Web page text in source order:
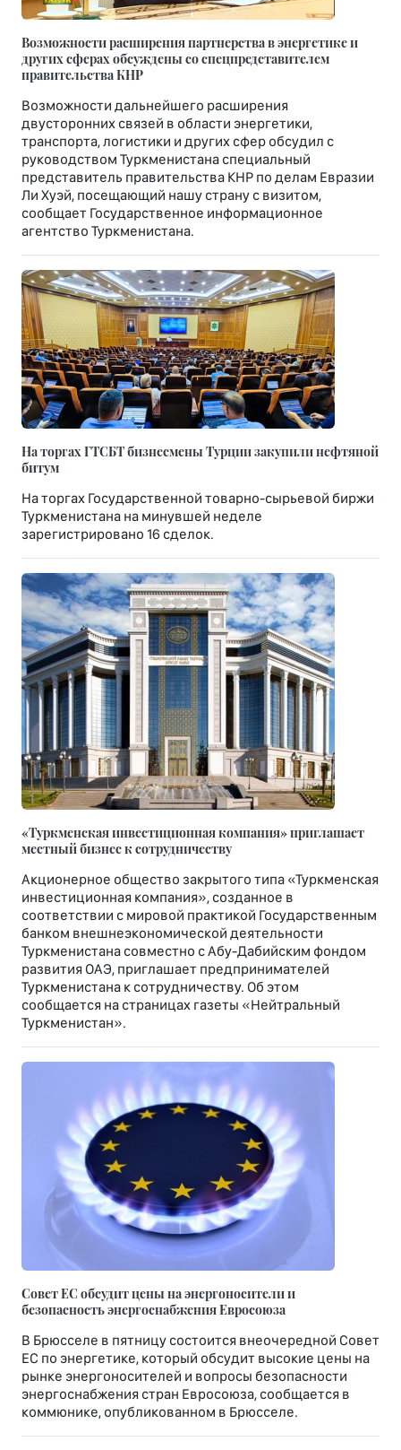
Возможности расширения партнерства в энергетике и
других сферах обсуждены со спецпредставителем
правительства КНР
Возможности дальнейшего расширения
двусторонних связей в области энергетики,
транспорта, логистики и других сфер обсудил с
руководством Туркменистана специальный
представитель правительства КНР по делам Евразии
Ли Хуэй, посещающий нашу страну с визитом,
сообщает Государственное информационное
агентство Туркменистана.
На торгах ГТСБТ бизнесмены Турции закупили нефтяной
битум
На торгах Государственной товарно-сырьевой биржи
Туркменистана на минувшей неделе
зарегистрировано 16 сделок.
«Туркменская инвестиционная компания» приглашает
местный бизнес к сотрудничеству
Акционерное общество закрытого типа «Туркменская
инвестиционная компания», созданное в
соответствии с мировой практикой Государственным
банком внешнеэкономической деятельности
Туркменистана совместно с Абу-Дабийским фондом
развития ОАЭ, приглашает предпринимателей
Туркменистана к сотрудничеству. Об этом
сообщается на страницах газеты «Нейтральный
Туркменистан».
Совет ЕС обсудит цены на энергоносители и
безопасность энергоснабжения Евросоюза
В Брюсселе в пятницу состоится внеочередной Совет
ЕС по энергетике, который обсудит высокие цены на
рынке энергоносителей и вопросы безопасности
энергоснабжения стран Евросоюза, сообщается в
коммюнике, опубликованном в Брюсселе.